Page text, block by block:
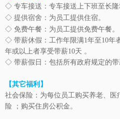
◇ 专车接送：专车接送上下班至长
◇ 提供宿舍：为员工提供住宿。
◇ 免费午餐：为员工提供免费午餐。
◇ 带薪休假：工作年限满1年至10年
年或以上者享受带薪10天 。
◇ 带薪假日：包括所有政府规定的带
【其它福利】
社会保险：为每位员工购买养老、
险 ；购买住房公积金。